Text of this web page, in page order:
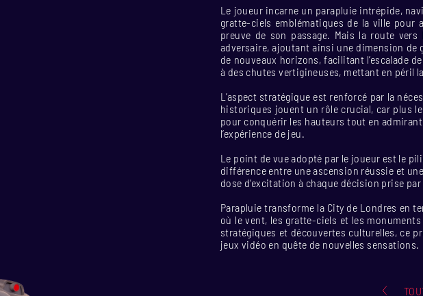
Le joueur incarne un parapluie intrépide,
gratte-ciels emblématiques de la ville pour
preuve de son passage. Mais la route
adversaire, ajoutant ainsi une dimension de
de nouveaux horizons, facilitant l’escalade
à des chutes vertigineuses, mettant en péril
L’aspect stratégique est renforcé par la
historiques jouent un rôle crucial, car plus
pour conquérir les hauteurs tout en
l’expérience de jeu.
Le point de vue adopté par le joueur est le
différence entre une ascension réussie et
dose d’excitation à chaque décision prise
Parapluie transforme la City de Londres en
où le vent, les gratte-ciels et les
stratégiques et découvertes culturelles, ce
jeux vidéo en quête de nouvelles sensations.